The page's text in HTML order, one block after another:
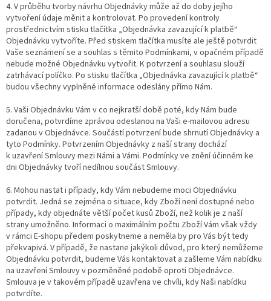
4. V průběhu tvorby návrhu Objednávky může až do doby jejího
vytvoření údaje měnit a kontrolovat. Po provedení kontroly
prostřednictvím stisku tlačítka „Objednávka zavazující k platbě“
Objednávku vytvoříte. Před stiskem tlačítka musíte ale ještě potvrdit
Vaše seznámení se a souhlas s těmito Podmínkami, v opačném případě
nebude možné Objednávku vytvořit. K potvrzení a souhlasu slouží
zatrhávací políčko. Po stisku tlačítka „Objednávka zavazující k platbě“
budou všechny vyplněné informace odeslány přímo Nám.
5. Vaši Objednávku Vám v co nejkratší době poté, kdy Nám bude
doručena, potvrdíme zprávou odeslanou na Vaši e-mailovou adresu
zadanou v Objednávce. Součástí potvrzení bude shrnutí Objednávky a
tyto Podmínky. Potvrzením Objednávky z naší strany dochází
k uzavření Smlouvy mezi Námi a Vámi. Podmínky ve znění účinném ke
dni Objednávky tvoří nedílnou součást Smlouvy.
6. Mohou nastat i případy, kdy Vám nebudeme moci Objednávku
potvrdit. Jedná se zejména o situace, kdy Zboží není dostupné nebo
případy, kdy objednáte větší počet kusů Zboží, než kolik je z naší
strany umožněno. Informaci o maximálním počtu Zboží Vám však vždy
v rámci E-shopu předem poskytneme a neměla by pro Vás být tedy
překvapivá. V případě, že nastane jakýkoli důvod, pro který nemůžeme
Objednávku potvrdit, budeme Vás kontaktovat a zašleme Vám nabídku
na uzavření Smlouvy v pozměněné podobě oproti Objednávce.
Smlouva je v takovém případě uzavřena ve chvíli, kdy Naši nabídku
potvrdíte.